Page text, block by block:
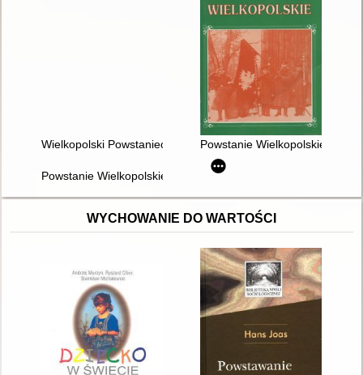
Wielkopolski Powstaniec : rocznik społeczno-informacyjny
Powstanie Wielkopolskie : na
Powstanie Wielkopolskie 1918-1919
WYCHOWANIE DO WARTOŚCI